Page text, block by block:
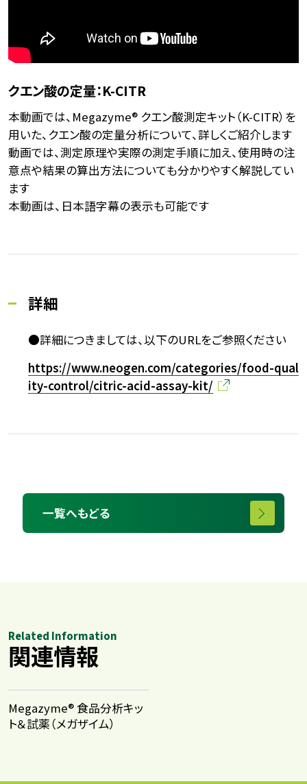
クエン酸の定量：K-CITR
本動画では、Megazyme® クエン酸測定キット（K-CITR）を
用いた、クエン酸の定量分析について、詳しくご紹介します
動画では、測定原理や実際の測定手順に加え、使用時の注
意点や結果の算出方法についても分かりやすく解説してい
ます
本動画は、日本語字幕の表示も可能です
詳細
●詳細につきましては、以下のURLをご参照ください
https://www.neogen.com/categories/food-qual
ity-control/citric-acid-assay-kit/
一覧へもどる
Related Information
関連情報
Megazyme® 食品分析キッ
ト＆試薬​（メガザイム）​